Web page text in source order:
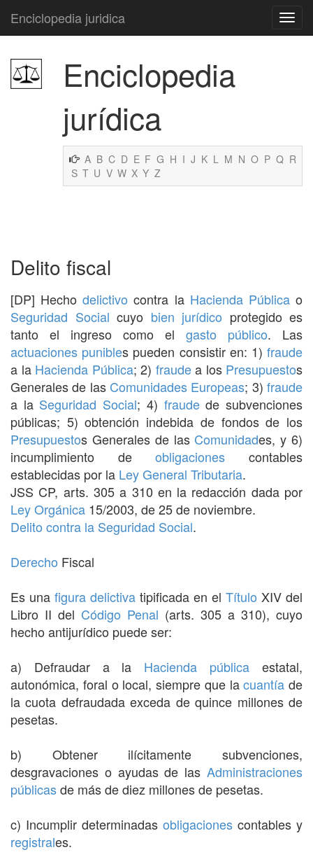
Enciclopedia juridica
Enciclopedia
jurídica
A B C D E F G H I J K L M N O P Q R
S T U V W X Y Z
Delito fiscal
[DP] Hechodelictivo contra la Hacienda Públicao
Seguridad Social cuyo bien jurídico protegido es
tanto el ingreso como el gasto público. Las
actuaciones punibles pueden consistir en: 1)fraude
a la Hacienda Pública; 2) fraudea los Presupuestos
Generales de las Comunidades Europeas; 3)fraude
a la Seguridad Social; 4) fraudede subvenciones
públicas; 5) obtención indebida de fondos de los
Presupuestos Generales de las Comunidades, y 6)
incumplimiento deobligaciones contables
establecidas por la Ley General Tributaria.
JSS CP, arts. 305 a 310 en la redacción dada por
Ley Orgánica 15/2003, de 25 de noviembre.
Delito contra la Seguridad Social.
Derecho Fiscal
Es una figura delictiva tipificada en el Título XIV del
Libro II del Código Penal (arts. 305 a 310), cuyo
hecho antijurídico puede ser:
a) Defraudar a la Hacienda pública estatal,
autonómica, foral o local, siempre que lacuantía de
la cuota defraudada exceda de quince millones de
pesetas.
b) Obtener ilícitamente subvenciones,
desgravaciones o ayudas de las Administraciones
públicasde más de diez millones de pesetas.
c) Incumplir determinadas obligaciones contables y
registrales.